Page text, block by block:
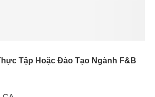
Tập Hoặc Đào Tạo Ngành F&B